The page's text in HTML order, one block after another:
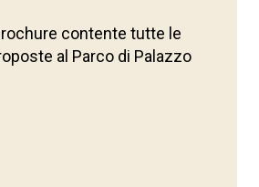
contente tutte le
al Parco di Palazzo